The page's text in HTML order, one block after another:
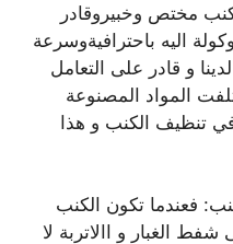
مختص وخبيروقادر
اليه باحترافيةوسرعة
و قادر على التعامل
المواد المصنوعة
تنظيف الكنب و هذا
فعندما تكون الكنب
الغبار و االاتربة لا